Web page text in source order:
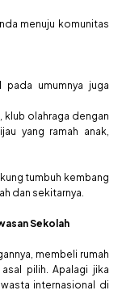
menuju komunitas
pada umumnya juga
klub olahraga dengan
yang ramah anak,
tumbuh kembang
dan sekitarnya.
Sekolah
membeli rumah
pilih. Apalagi jika
internasional di